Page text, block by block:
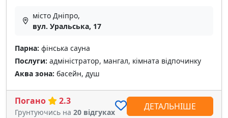
місто Дніпро,
вул. Уральська, 17
Парна: фінська сауна
Послуги: адміністратор, мангал, кімната відпочинку
Аква зона: басейн, душ
Погано 2.3
Грунтуючись на 20 відгуках
ДЕТАЛЬНІШЕ